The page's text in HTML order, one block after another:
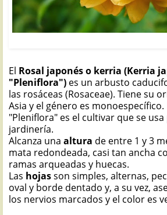
El Rosal japonés o kerria (Kerria
"Pleniflora") es un arbusto
las rosáceas (Rosaceae). Tiene su
Asia y el género es monoespecífico.
"Pleniflora" es el cultivar que se
jardinería.
Alcanza una altura de entre 1 y 3
mata redondeada, casi tan ancha
ramas arqueadas y huecas.
Las hojasson simples, alternas,
oval y borde dentado y, a su vez,
los nervios marcados y el color es